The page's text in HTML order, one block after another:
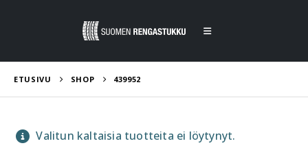
ETUSIVU SHOP 439952
Valitun kaltaisia tuotteita ei löytynyt.